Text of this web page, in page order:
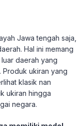
Jawa tengah saja,
Hal ini memang
daerah yang
ukiran yang
klasik nan
ukiran hingga
negara.